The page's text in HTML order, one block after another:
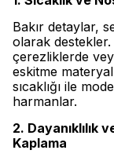
Bakır detaylar,
olarak destekler.
çerezliklerde
eskitme
sıcaklığı ile
harmanlar.
2. Dayanıklılık
Kaplama